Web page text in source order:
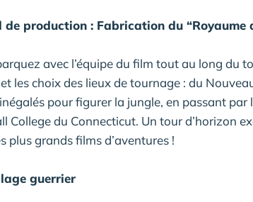
de production : Fabrication du “Royaume
avec l’équipe du film tout au long du
les choix des lieux de tournage : du
pour figurer la jungle, en passant par
College du Connecticut. Un tour d’horizon
plus grands films d’aventures !
guerrier